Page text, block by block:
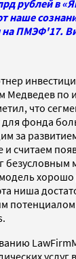
рублей в
наше
на ПМЭФ'17.
Медведев по
что
для фонда
за
считаем
хорошо
ниша
услуг